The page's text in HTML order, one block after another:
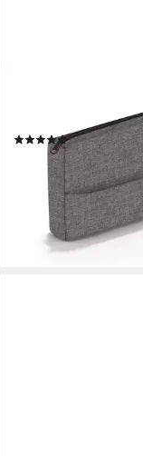
Clutch, Pocketcase
Kompakt, Makeup
(25)
16,95 €
lieferbar - in 3-4
+7